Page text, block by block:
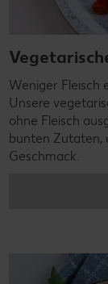
Weniger Fleisch
Unsere
ohne Fleisch
bunten Zutaten,
Geschmack.